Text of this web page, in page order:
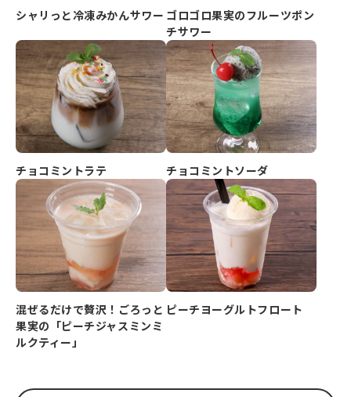
シャリっと冷凍みかんサワー ゴロゴロ果実のフルーツポン
チサワー
チョコミントラテ チョコミントソーダ
混ぜるだけで贅沢！ごろっと
果実の「ピーチジャスミンミ
ルクティー」
ピーチヨーグルトフロート